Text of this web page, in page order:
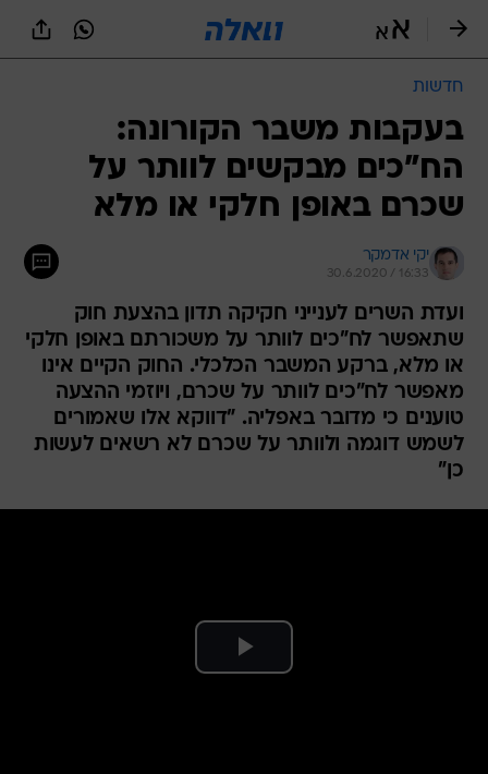
חדשות
בעקבות משבר הקורונה:
הח"כים מבקשים לוותר על
שכרם באופן חלקי או מלא
יקי אדמקר
30.6.2020 / 16:33
ועדת השרים לענייני חקיקה תדון בהצעת חוק
שתאפשר לח"כים לוותר על משכורתם באופן חלקי
או מלא, ברקע המשבר הכלכלי. החוק הקיים אינו
מאפשר לח"כים לוותר על שכרם, ויוזמי ההצעה
טוענים כי מדובר באפליה. "דווקא אלו שאמורים
לשמש דוגמה ולוותר על שכרם לא רשאים לעשות
כן"